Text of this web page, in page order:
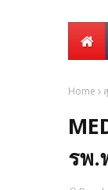
Home
รพ.